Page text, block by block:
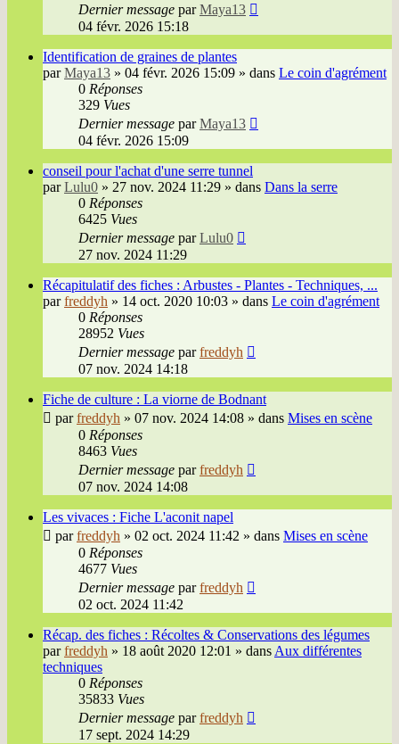
Dernier message parMaya13
04 févr. 2026 15:18
Identification de graines de plantes
parMaya13 » 04 févr. 2026 15:09 » dans Le coin d'agrément
0 Réponses
329 Vues
Dernier message parMaya13
04 févr. 2026 15:09
conseil pour l'achat d'une serre tunnel
parLulu0 » 27 nov. 2024 11:29 » dans Dans la serre
0 Réponses
6425 Vues
Dernier message parLulu0
27 nov. 2024 11:29
Récapitulatif des fiches : Arbustes - Plantes - Techniques, ...
parfreddyh » 14 oct. 2020 10:03 » dans Le coin d'agrément
0 Réponses
28952 Vues
Dernier message parfreddyh
07 nov. 2024 14:18
Fiche de culture : La viorne de Bodnant
parfreddyh » 07 nov. 2024 14:08 » dans Mises en scène
0 Réponses
8463 Vues
Dernier message parfreddyh
07 nov. 2024 14:08
Les vivaces : Fiche L'aconit napel
parfreddyh » 02 oct. 2024 11:42 » dans Mises en scène
0 Réponses
4677 Vues
Dernier message parfreddyh
02 oct. 2024 11:42
Récap. des fiches : Récoltes & Conservations des légumes
parfreddyh » 18 août 2020 12:01 » dans Aux différentes
techniques
0 Réponses
35833 Vues
Dernier message parfreddyh
17 sept. 2024 14:29